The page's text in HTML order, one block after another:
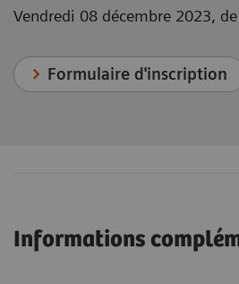
Vendredi 08 décembre 2023,
Formulaire d'inscription
Informations